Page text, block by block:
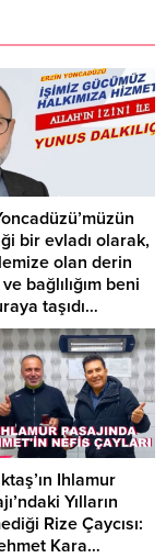
bir evladı olarak,
olan derin
bağlılığım beni
taşıdı…
Ihlamur
Yılların
Rize Çaycısı:
Kara…